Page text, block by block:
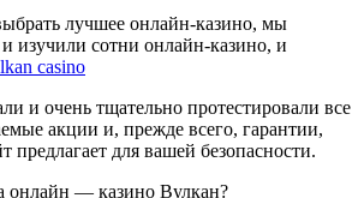
лучшее онлайн-казино, мы
изучили сотни онлайн-казино, и
casino
и очень тщательно протестировали все
акции и, прежде всего, гарантии,
предлагает для вашей безопасности.
онлайн — казино Вулкан?